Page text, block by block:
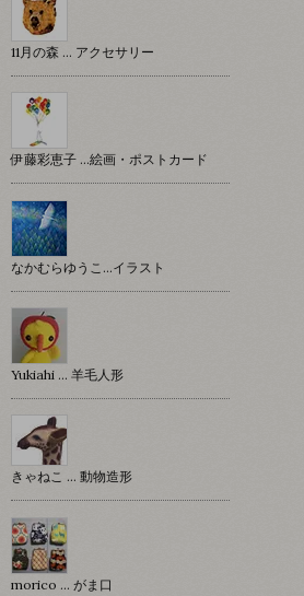
11月の森 … アクセサリー
伊藤彩恵子 …絵画・ポストカード
なかむらゆうこ…イラスト
Yukiahi … 羊毛人形
きゃねこ … 動物造形
morico … がま口